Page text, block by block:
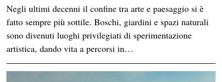
Negli ultimi decenni il confine tra arte e paesaggio si è
fatto sempre più sottile. Boschi, giardini e spazi naturali
sono divenuti luoghi privilegiati di sperimentazione
artistica, dando vita a percorsi in…